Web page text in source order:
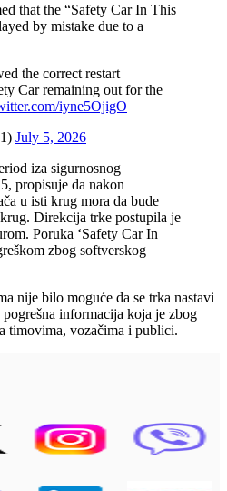
that the “Safety Car In This
by mistake due to a
the correct restart
Car remaining out for the
iyne5OjigO
July 5, 2026
iza sigurnosnog
propisuje da nakon
u isti krug mora da bude
Direkcija trke postupila je
Poruka ‘Safety Car In
zbog softverskog
nije bilo moguće da se trka nastavi
informacija koja je zbog
timovima, vozačima i publici.